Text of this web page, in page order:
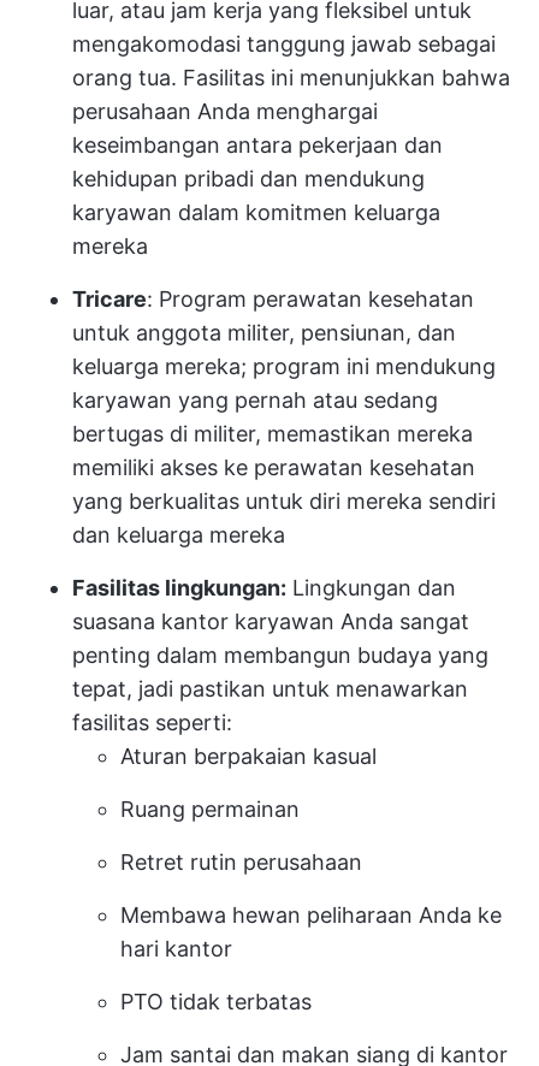
luar, atau jam kerja yang fleksibel untuk
mengakomodasi tanggung jawab sebagai
orang tua. Fasilitas ini menunjukkan bahwa
perusahaan Anda menghargai
keseimbangan antara pekerjaan dan
kehidupan pribadi dan mendukung
karyawan dalam komitmen keluarga
mereka
Tricare: Program perawatan kesehatan
untuk anggota militer, pensiunan, dan
keluarga mereka; program ini mendukung
karyawan yang pernah atau sedang
bertugas di militer, memastikan mereka
memiliki akses ke perawatan kesehatan
yang berkualitas untuk diri mereka sendiri
dan keluarga mereka
Fasilitas lingkungan: Lingkungan dan
suasana kantor karyawan Anda sangat
penting dalam membangun budaya yang
tepat, jadi pastikan untuk menawarkan
fasilitas seperti:
Aturan berpakaian kasual
Ruang permainan
Retret rutin perusahaan
Membawa hewan peliharaan Anda ke
hari kantor
PTO tidak terbatas
Jam santai dan makan siang di kantor